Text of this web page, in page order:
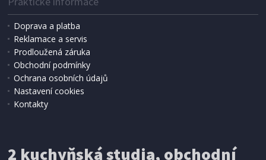
199 Kč Přidat do košíku
Doprava a platba
Reklamace a servis
Prodloužená záruka
Obchodní podmínky
Ochrana osobních údajů
Nastavení cookies
Kontakty
2 kuchyňská studia, obchodní